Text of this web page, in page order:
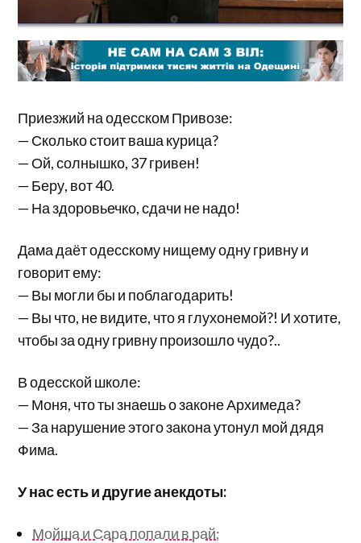
Приезжий на одесском Привозе:
— Сколько стоит ваша курица?
— Ой, солнышко, 37 гривен!
— Беру, вот 40.
— На здоровьечко, сдачи не надо!
Дама даёт одесскому нищему одну гривну и
говорит ему:
— Вы могли бы и поблагодарить!
— Вы что, не видите, что я глухонемой?! И хотите,
чтобы за одну гривну произошло чудо?..
В одесской школе:
— Моня, что ты знаешь о законе Архимеда?
— За нарушение этого закона утонул мой дядя
Фима.
У нас есть и другие анекдоты:
Мойша и Сара попали в рай;